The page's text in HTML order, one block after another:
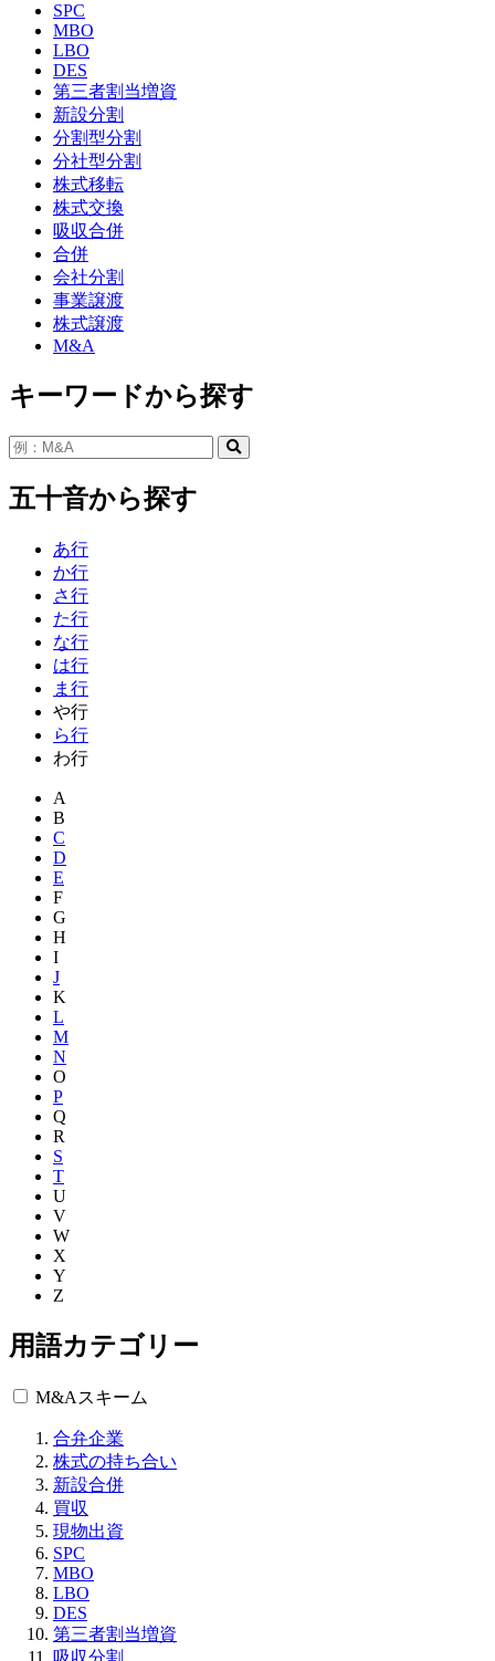
SPC
MBO
LBO
DES
第三者割当増資
新設分割
分割型分割
分社型分割
株式移転
株式交換
吸収合併
合併
会社分割
事業譲渡
株式譲渡
M&A
キーワードから探す
五十音から探す
あ行
か行
さ行
た行
な行
は行
ま行
や行
ら行
わ行
A
B
C
D
E
F
G
H
I
J
K
L
M
N
O
P
Q
R
S
T
U
V
W
X
Y
Z
用語カテゴリー
M&Aスキーム
合弁企業
株式の持ち合い
新設合併
買収
現物出資
SPC
MBO
LBO
DES
第三者割当増資
吸収分割